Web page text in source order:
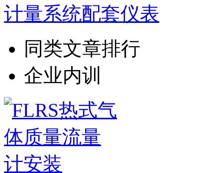
计量系统配套仪表
同类文章排行
企业内训